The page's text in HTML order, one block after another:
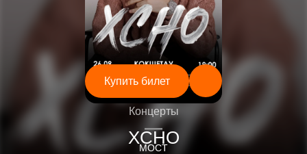
Концерты
XCHO
Купить билет
—
МОСТ